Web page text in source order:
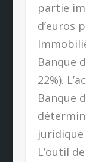
partie
d’euros
Banque
22%).
Banque
L’outil